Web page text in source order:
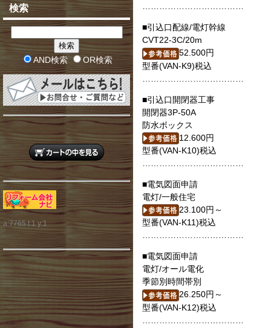
………………………………
■引込口配線/電灯幹線
CVT22-3C/20m
52.500円
型番(VAN-K9)税込
■引込口開閉器工事
開閉器3P-50A
防水ボックス
12.600円
型番(VAN-K10)税込
■電気図面申請
電灯/一般住宅
23.100円～
型番(VAN-K11)税込
………………………………
■電気図面申請
電灯/オール電化
季節別時間帯別
26.250円～
型番(VAN-K12)税込
検索
AND検索 OR検索
a:7765 t:1 y:1